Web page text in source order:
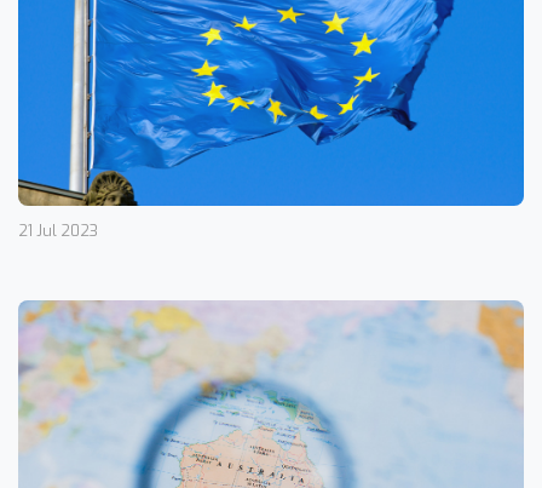
21 Jul 2023